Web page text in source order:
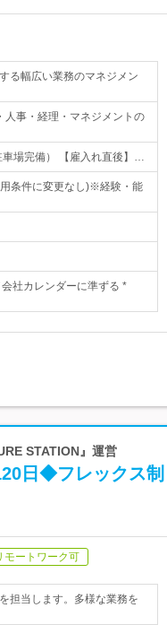
る幅広い業務のマネジメン
事・経理・マネジメントの
場完備） 【雇入れ直後】…
条件に変更なし)※経験・能
社カレンダーに準ずる *
STATION』運営
日◆フレックス制
モートワーク可
担当します。多様な業務を